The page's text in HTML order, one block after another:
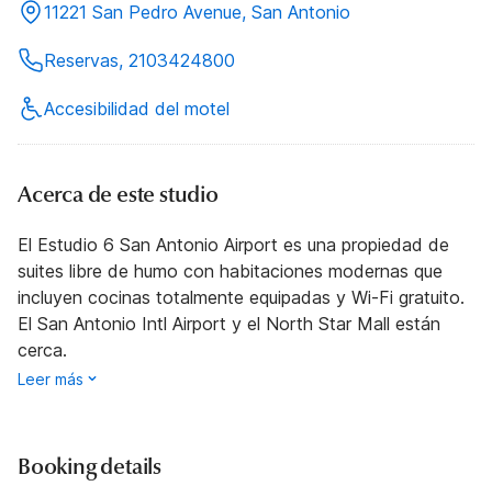
11221 San Pedro Avenue, San Antonio
Reservas, 2103424800
Accesibilidad del motel
Acerca de este studio
El Estudio 6 San Antonio Airport es una propiedad de
suites libre de humo con habitaciones modernas que
incluyen cocinas totalmente equipadas y Wi-Fi gratuito.
El San Antonio Intl Airport y el North Star Mall están
cerca.
Leer más
Booking details